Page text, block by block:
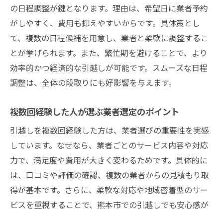
の日程調整が鍵となります。理由は、希望日に業者予約
がしやすく、費用も抑えやすいからです。具体策とし
て、複数の日程候補を用意し、業者と柔軟に調整するこ
とが挙げられます。また、繁忙期を避けることで、より
効率的かつ経済的な引越しが可能です。スムーズな日程
調整は、全体の段取りにも好影響を与えます。
複数回経験した人が選ぶ業者選定のポイント
引越しを複数回経験した方は、業者選びの重要性を実感
しています。なぜなら、業者ごとのサービス内容や対応
力で、満足度や費用が大きく変わるためです。具体的に
は、口コミや評価の確認、複数の業者からの見積もり取
得が基本です。さらに、柔軟な対応や地域密着型のサー
ビスを重視することで、熊本市での引越しでも安心感が